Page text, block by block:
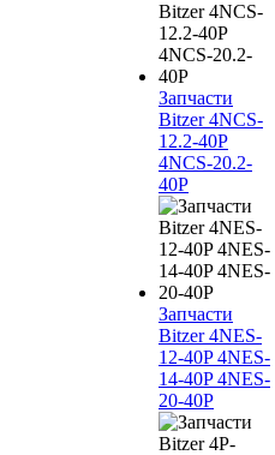
Запчасти
Bitzer 4NCS-
12.2-40P
4NCS-20.2-
40P
Запчасти
Bitzer 4NES-
12-40P 4NES-
14-40P 4NES-
20-40P